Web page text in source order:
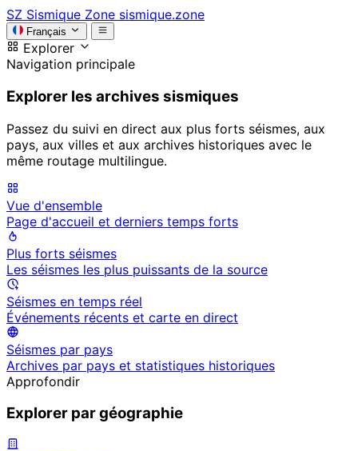
SZ Sismique Zone sismique.zone
Français
Explorer
Navigation principale
Explorer les archives sismiques
Passez du suivi en direct aux plus forts séismes, aux
pays, aux villes et aux archives historiques avec le
même routage multilingue.
Vue d'ensemble
Page d'accueil et derniers temps forts
Plus forts séismes
Les séismes les plus puissants de la source
Séismes en temps réel
Événements récents et carte en direct
Séismes par pays
Archives par pays et statistiques historiques
Approfondir
Explorer par géographie